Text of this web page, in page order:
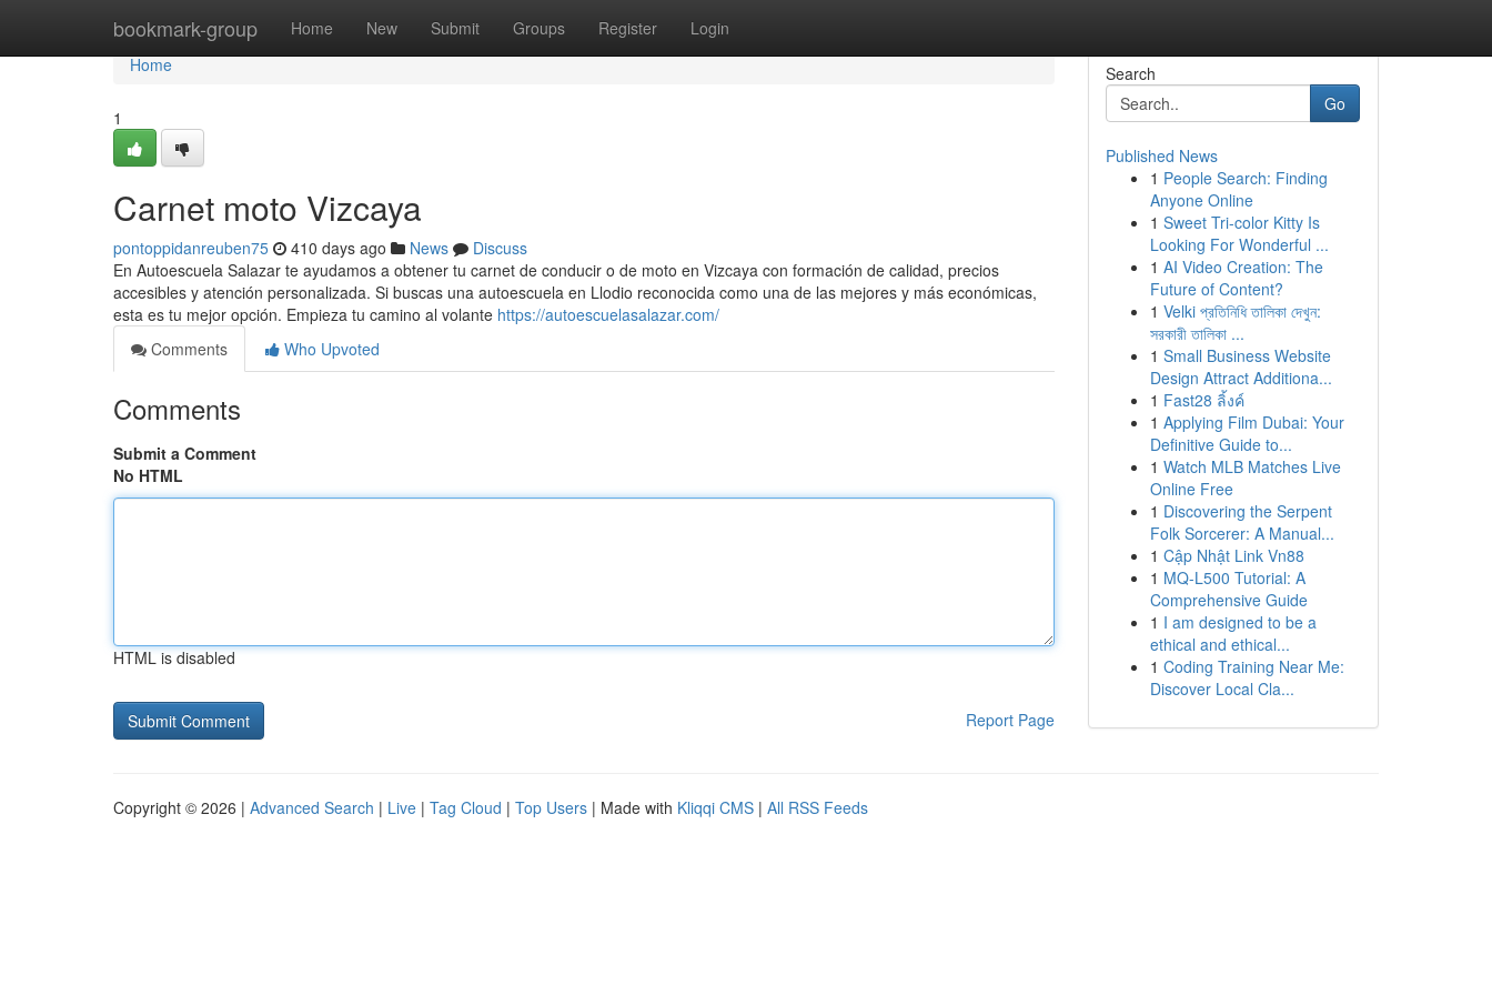
bookmark-group Home New Submit Groups Register Login
Home
Home
1
Carnet moto Vizcaya
pontoppidanreuben75 410 days ago News
Discuss
En Autoescuela Salazar te ayudamos a obtener tu carnet de conducir o de moto en Vizcaya con formación de calidad, precios
accesibles y atención personalizada. Si buscas una autoescuela en Llodio reconocida como una de las mejores y más económicas,
esta es tu mejor opción. Empieza tu camino al volante https://autoescuelasalazar.com/
Comments
Who Upvoted
Comments
Submit a Comment
No HTML
HTML is disabled
Report Page
Search
Go
Published News
1 People Search: Finding
Anyone Online
1 Sweet Tri-color Kitty Is
Looking For Wonderful ...
1 AI Video Creation: The
Future of Content?
1 Velki প্রতিনিধি তালিকা দেখুন:
সরকারী তালিকা ...
1 Small Business Website
Design Attract Additiona...
1 Fast28 ลิ้งค์
1 Applying Film Dubai: Your
Definitive Guide to...
1 Watch MLB Matches Live
Online Free
1 Discovering the Serpent
Folk Sorcerer: A Manual...
1 Cập Nhật Link Vn88
1 MQ-L500 Tutorial: A
Comprehensive Guide
1 I am designed to be a
ethical and ethical...
1 Coding Training Near Me:
Discover Local Cla...
Copyright © 2026 | Advanced Search | Live | Tag Cloud | Top Users | Made with Kliqqi CMS | All RSS Feeds